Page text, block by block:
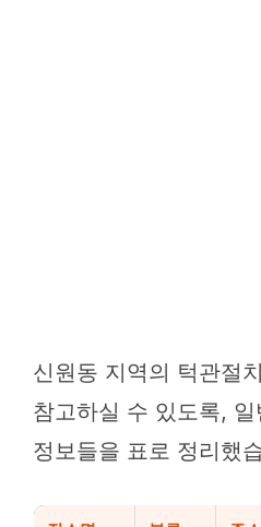
신원동 지역의 턱관절
참고하실 수 있도록,
정보들을 표로 정리했